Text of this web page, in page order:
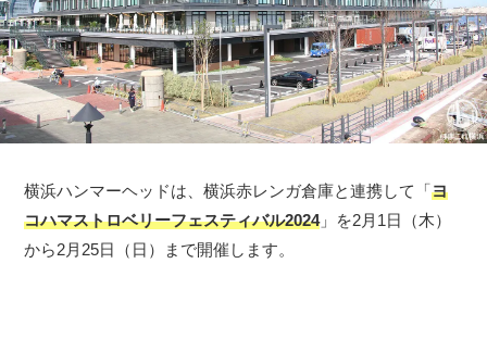
横浜ハンマーヘッドは、横浜赤レンガ倉庫と連携して「ヨ
コハマストロベリーフェスティバル2024」を2月1日（木）
から2月25日（日）まで開催します。